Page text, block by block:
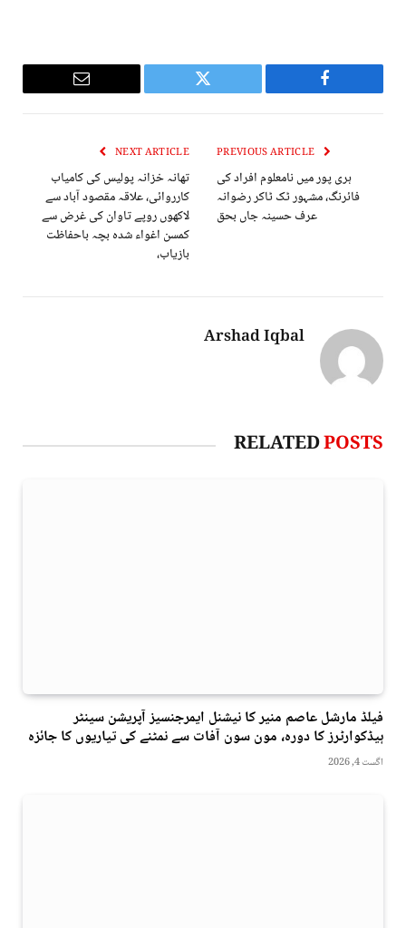
Facebook
Twitter
Email
ہری پور میں نامعلوم افراد کی
فائرنگ، مشہور ٹک ٹاکر رضوانہ
عرف حسینہ جاں بحق
NEXT ARTICLE
تھانہ خزانہ پولیس کی کامیاب
کارروائی، علاقہ مقصود آباد سے
لاکھوں روپے تاوان کی غرض سے
کمسن اغواء شدہ بچہ باحفاظت
بازیاب،
Arshad Iqbal
RELATEDPOSTS
فیلڈ مارشل عاصم منیر کا نیشنل ایمرجنسیز آپریشن سینٹر
ہیڈکوارٹرز کا دورہ، مون سون آفات سے نمٹنے کی تیاریوں کا جائزہ
اگست 4, 2026